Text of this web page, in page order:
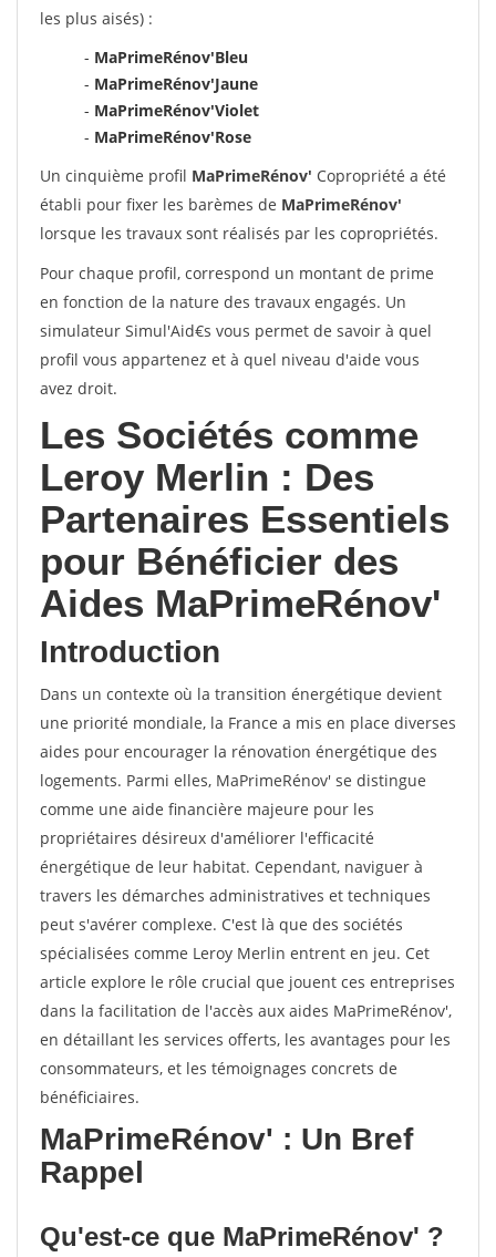
les plus aisés) :
- MaPrimeRénov'Bleu
- MaPrimeRénov'Jaune
- MaPrimeRénov'Violet
- MaPrimeRénov'Rose
Un cinquième profil MaPrimeRénov' Copropriété a été
établi pour fixer les barèmes de MaPrimeRénov'
lorsque les travaux sont réalisés par les copropriétés.
Pour chaque profil, correspond un montant de prime
en fonction de la nature des travaux engagés. Un
simulateur Simul'Aid€s vous permet de savoir à quel
profil vous appartenez et à quel niveau d'aide vous
avez droit.
Les Sociétés comme
Leroy Merlin : Des
Partenaires Essentiels
pour Bénéficier des
Aides MaPrimeRénov'
Introduction
Dans un contexte où la transition énergétique devient
une priorité mondiale, la France a mis en place diverses
aides pour encourager la rénovation énergétique des
logements. Parmi elles, MaPrimeRénov' se distingue
comme une aide financière majeure pour les
propriétaires désireux d'améliorer l'efficacité
énergétique de leur habitat. Cependant, naviguer à
travers les démarches administratives et techniques
peut s'avérer complexe. C'est là que des sociétés
spécialisées comme Leroy Merlin entrent en jeu. Cet
article explore le rôle crucial que jouent ces entreprises
dans la facilitation de l'accès aux aides MaPrimeRénov',
en détaillant les services offerts, les avantages pour les
consommateurs, et les témoignages concrets de
bénéficiaires.
MaPrimeRénov' : Un Bref
Rappel
Qu'est-ce que MaPrimeRénov' ?